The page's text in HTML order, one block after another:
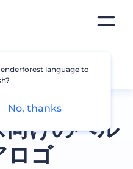
向けのヘル
ロゴ
language to
No, thanks